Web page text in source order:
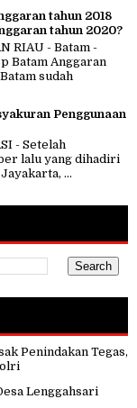
tahun 2018
tahun 2020?
RIAU - Batam -
Batam Anggaran
sudah
Penggunaan
- Setelah
lalu yang dihadiri
...
Penindakan Tegas,
Lenggahsari